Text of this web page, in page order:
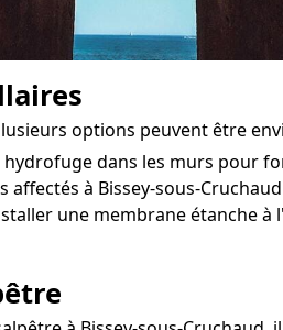
options peuvent être
dans les murs pour
à Bissey-sous-
une membrane étanche